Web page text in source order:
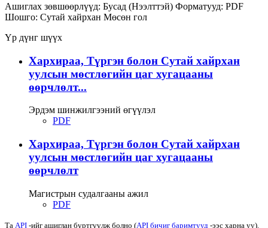
Ашиглах зөвшөөрлүүд: Бусад (Нээлттэй) Форматууд: PDF
Шошго: Сутай хайрхан Мөсөн гол
Үр дүнг шүүх
Хархираа, Түргэн болон Сутай хайрхан
уулсын мөстлөгийн цаг хугацааны
өөрчлөлт...
Эрдэм шинжилгээний өгүүлэл
PDF
Хархираа, Түргэн болон Сутай хайрхан
уулсын мөстлөгийн цаг хугацааны
өөрчлөлт
Магистрын судалгааны ажил
PDF
Та API -ийг ашиглан бүртгүүлж болно (API бичиг баримтууд -ээс харна уу).